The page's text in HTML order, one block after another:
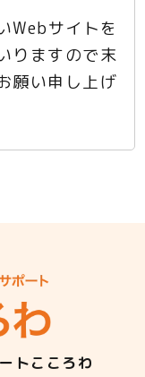
Webサイトを
りますので末
願い申し上げ
トこころわ